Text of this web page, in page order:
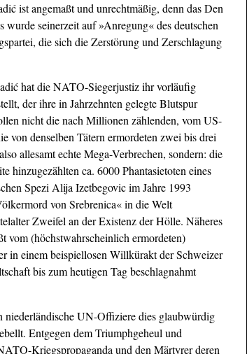
ist angemaßt und unrechtmäßig, denn das Den
seinerzeit auf »Anregung« des deutschen
die sich die Zerstörung und Zerschlagung
hat die NATO-Siegerjustiz ihr vorläufig
der ihre in Jahrzehnten gelegte Blutspur
nicht die nach Millionen zählenden, vom US-
von denselben Tätern ermordeten zwei bis drei
allesamt echte Mega-Verbrechen, sondern: die
hinzugezählten ca. 6000 Phantasietoten eines
Spezi Alija Izetbegovic im Jahre 1993
von Srebrenica« in die Welt
Zweifel an der Existenz der Hölle. Näheres
vom (höchstwahrscheinlich ermordeten)
in einem beispiellosen Willkürakt der Schweizer
bis zum heutigen Tag beschlagnahmt
niederländische UN-Offiziere dies glaubwürdig
Entgegen dem Triumphgeheul und
Kriegspropaganda und den Märtyrer deren